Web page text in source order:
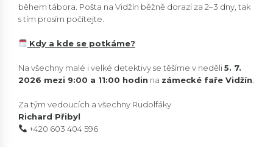
během tábora. Pošta na Vidžín běžně dorazí za 2–3 dny, tak
s tím prosím počítejte.
Kdy a kde se potkáme?
Na všechny malé i velké detektivy se těšíme v neděli5. 7.
2026 mezi 9:00 a 11:00 hodin na zámecké faře Vidžín
Za tým vedoucích a všechny Rudolfáky
Richard Přibyl
+420 603 404 596